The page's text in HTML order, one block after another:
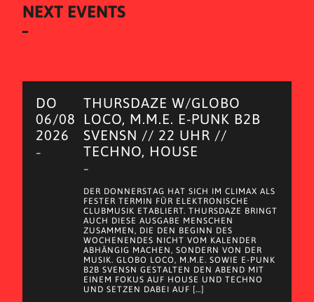
NEXT EVENTS
DO
06/08
2026
–
THURSDAZE W/GLOBO
LOCO, M.M.E. E-PUNK B2B
SVENSN // 22 UHR //
TECHNO, HOUSE
–
DER DONNERSTAG HAT SICH IM CLIMAX ALS
FESTER TERMIN FÜR ELEKTRONISCHE
CLUBMUSIK ETABLIERT. THURSDAZE BRINGT
AUCH DIESE AUSGABE MENSCHEN
ZUSAMMEN, DIE DEN BEGINN DES
WOCHENENDES NICHT VOM KALENDER
ABHÄNGIG MACHEN, SONDERN VON DER
MUSIK. GLOBO LOCO, M.M.E. SOWIE E-PUNK
B2B SVENSN GESTALTEN DEN ABEND MIT
EINEM FOKUS AUF HOUSE UND TECHNO
UND SETZEN DABEI AUF […]